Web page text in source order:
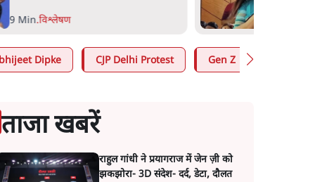
9 Min.विश्लेषण
Dipke CJP Delhi Protest Gen Z
ताजा खबरें
राहुल गांधी ने प्रयागराज में जेन ज़ी को
झकझोरा- 3D संदेश- दर्द, डेटा, दौलत